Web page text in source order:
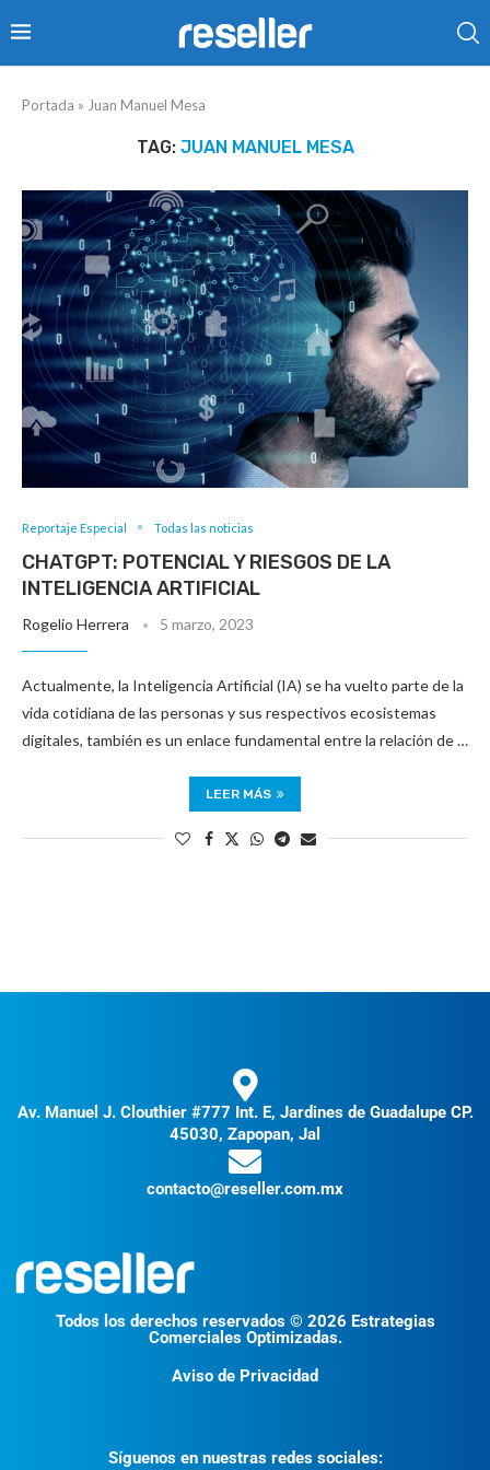
Portada » Juan Manuel Mesa
TAG: JUAN MANUEL MESA
Reportaje Especial Todas las noticias
CHATGPT: POTENCIAL Y RIESGOS DE LA
INTELIGENCIA ARTIFICIAL
Rogelio Herrera 5 marzo, 2023
Actualmente, la Inteligencia Artificial (IA) se ha vuelto parte de la
vida cotidiana de las personas y sus respectivos ecosistemas
digitales, también es un enlace fundamental entre la relación de …
LEER MÁS
Av. Manuel J. Clouthier #777 Int. E, Jardines de Guadalupe CP.
45030, Zapopan, Jal
contacto@reseller.com.mx
Todos los derechos reservados © 2026 Estrategias
Comerciales Optimizadas.
Aviso de Privacidad
Síguenos en nuestras redes sociales: